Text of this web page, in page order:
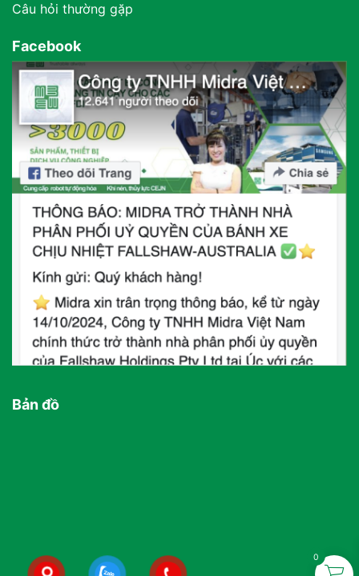
Câu hỏi thường gặp
Facebook
Bản đồ
0